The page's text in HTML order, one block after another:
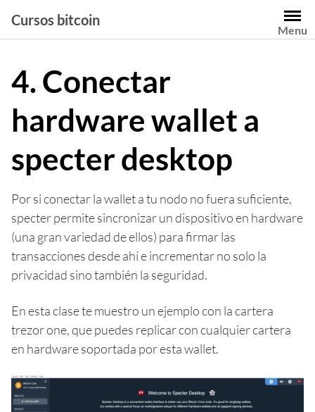
contenido
Cursos bitcoin
Menu
4. Conectar
hardware wallet a
specter desktop
Por si conectar la wallet a tu nodo no fuera suficiente,
specter permite sincronizar un dispositivo en hardware
(una gran variedad de ellos) para firmar las
transacciones desde ahí e incrementar no solo la
privacidad sino también la seguridad.
En esta clase te muestro un ejemplo con la cartera
trezor one, que puedes replicar con cualquier cartera
en hardware soportada por esta wallet.